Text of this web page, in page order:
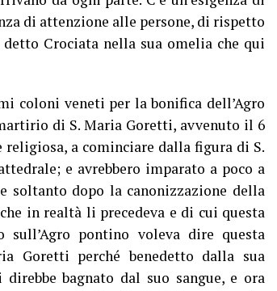
di attenzione alle persone, di rispetto
Crociata nella sua omelia che qui
coloni veneti per la bonifica dell’Agro
di S. Maria Goretti, avvenuto il 6
a cominciare dalla figura di S.
e avrebbero imparato a poco a
soltanto dopo la canonizzazione della
in realtà li precedeva e di cui questa
sull’Agro pontino voleva dire questa
Goretti perché benedetto dalla sua
bagnato dal suo sangue, e ora